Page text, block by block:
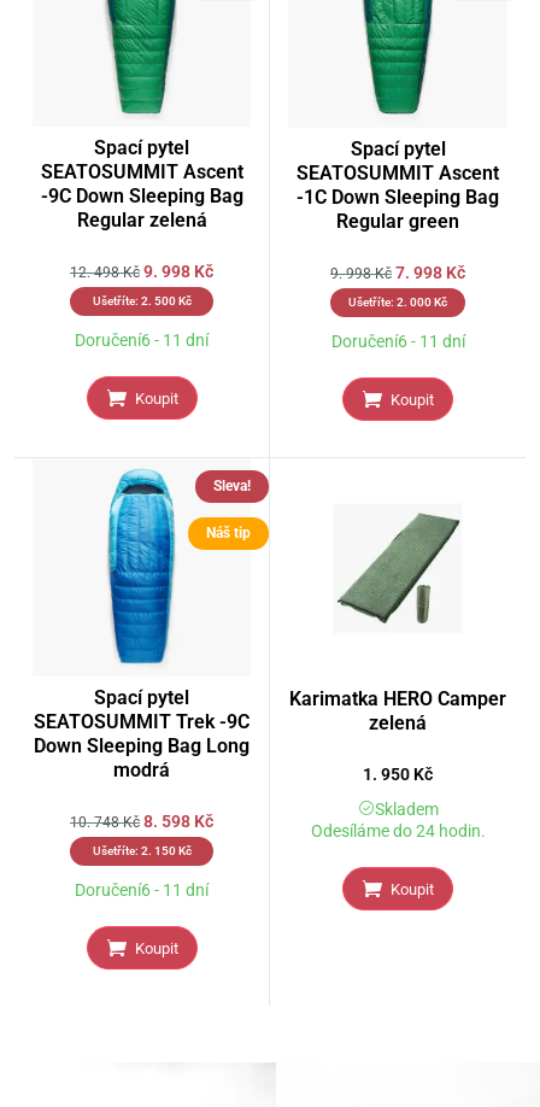
Spací pytel
SEATOSUMMIT Ascent
-9C Down Sleeping Bag
Regular zelená
12. 498Kč 9. 998 Kč
Ušetříte: 2. 500Kč
Doručení6 - 11 dní
Koupit
Spací pytel
SEATOSUMMIT Ascent
-1C Down Sleeping Bag
Regular green
9. 998Kč 7. 998 Kč
Ušetříte: 2. 000Kč
Doručení6 - 11 dní
Koupit
Sleva!
Náš tip
Spací pytel
SEATOSUMMIT Trek -9C
Down Sleeping Bag Long
modrá
10. 748Kč 8. 598 Kč
Ušetříte: 2. 150Kč
Doručení6 - 11 dní
Koupit
Karimatka HERO Camper
zelená
1. 950 Kč
Skladem
Odesíláme do 24 hodin.
Koupit